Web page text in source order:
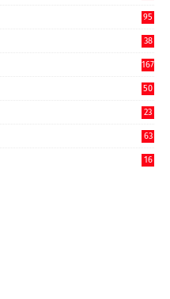
95
38
167
50
23
63
16